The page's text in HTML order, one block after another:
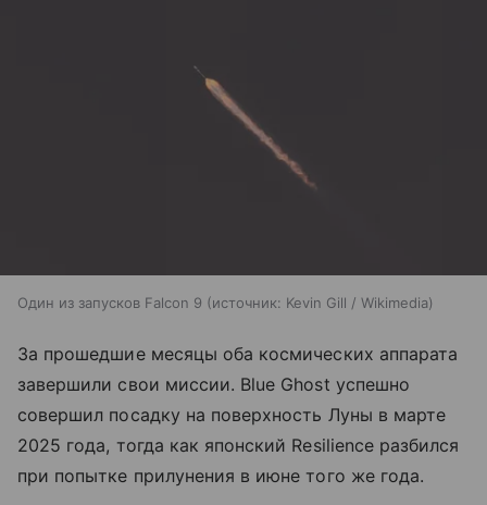
Один из запусков Falcon 9 источник: Kevin Gill / Wikimedia
За прошедшие месяцы оба космических аппарата
завершили свои миссии. Blue Ghost успешно
совершил посадку на поверхность Луны в марте
2025 года, тогда как японский Resilience разбился
при попытке прилунения в июне того же года.